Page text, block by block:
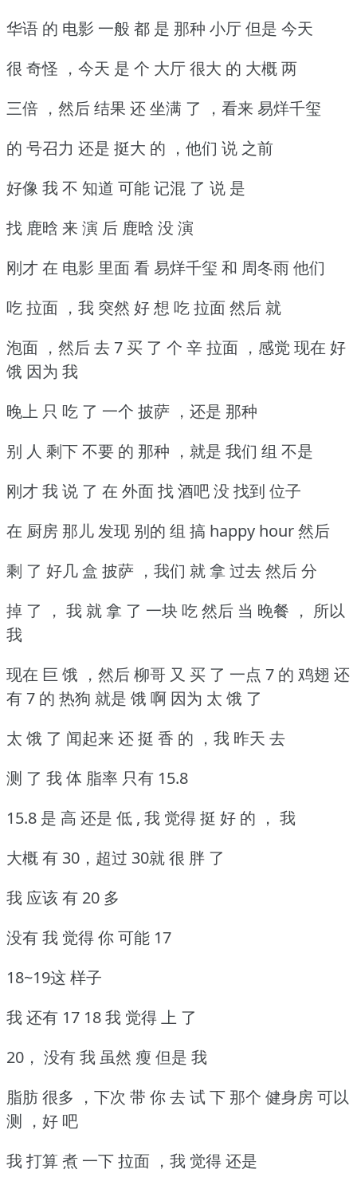
华语 的 电影 一般 都 是 那种 小厅 但是 今天
很 奇怪 ，今天 是 个 大厅 很大 的 大概 两
三倍 ，然后 结果 还 坐满 了 ，看来 易烊千玺
的 号召力 还是 挺大 的 ，他们 说 之前
好像 我 不 知道 可能 记混 了 说 是
找 鹿晗 来 演 后 鹿晗 没 演
刚才 在 电影 里面 看 易烊千玺 和 周冬雨 他们
吃 拉面 ，我 突然 好 想 吃 拉面 然后 就
泡面 ，然后 去 7 买 了 个 辛 拉面 ，感觉 现在 好
饿 因为 我
晚上 只 吃 了 一个 披萨 ，还是 那种
别 人 剩下 不要 的 那种 ，就是 我们 组 不是
刚才 我 说 了 在 外面 找 酒吧 没 找到 位子
在 厨房 那儿 发现 别的 组 搞 happy hour 然后
剩 了 好几 盒 披萨 ，我们 就 拿 过去 然后 分
掉 了 ， 我 就 拿 了 一块 吃 然后 当 晚餐 ， 所以
我
现在 巨 饿 ，然后 柳哥 又 买 了 一点 7 的 鸡翅 还
有 7 的 热狗 就是 饿 啊 因为 太 饿 了
太 饿 了 闻起来 还 挺 香 的 ，我 昨天 去
测 了 我 体 脂率 只有 15.8
15.8 是 高 还是 低 , 我 觉得 挺 好 的 ， 我
大概 有 30，超过 30就 很 胖 了
我 应该 有 20 多
没有 我 觉得 你 可能 17
18~19这 样子
我 还有 17 18 我 觉得 上 了
20， 没有 我 虽然 瘦 但是 我
脂肪 很多 ，下次 带 你 去 试 下 那个 健身房 可以
测 ，好 吧
我 打算 煮 一下 拉面 ，我 觉得 还是